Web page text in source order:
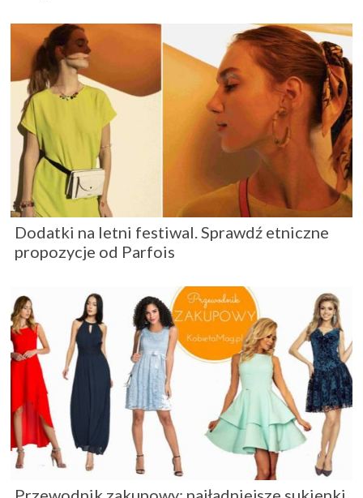
Dodatki na letni festiwal. Sprawdź etniczne
propozycje od Parfois